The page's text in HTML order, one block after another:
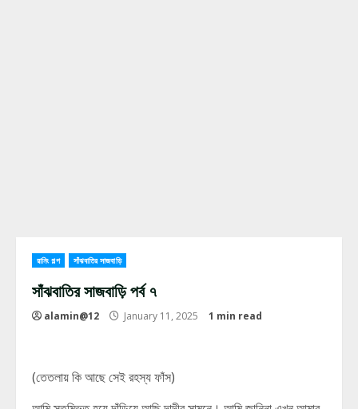
রানিং গল্প সাঁঝবাতির সাজবাড়ি
সাঁঝবাতির সাজবাড়ি পর্ব ৭
alamin@12 January 11, 2025 1 min read
(তেতলায় কি আছে সেই রহস্য ফাঁস)